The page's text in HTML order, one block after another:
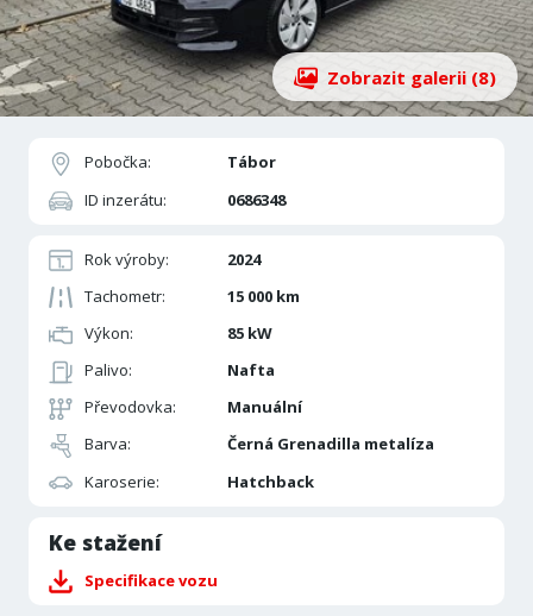
Pobočka:
Tábor
ID inzerátu:
0686348
Rok výroby:
2024
Tachometr:
15 000 km
Výkon:
85 kW
Palivo:
Nafta
Převodovka:
Manuální
Barva:
Černá Grenadilla metalíza
Karoserie:
Hatchback
Ke stažení
Specifikace vozu
Zobrazit galerii (8)